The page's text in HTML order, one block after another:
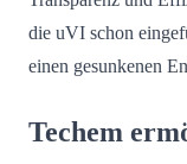
die uVI schon
einen gesunkenen
Techem